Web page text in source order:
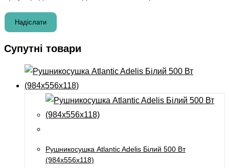
Супутні товари
Рушникосушка Atlantic Adelis Білий 500 Вт
(984х556х118)